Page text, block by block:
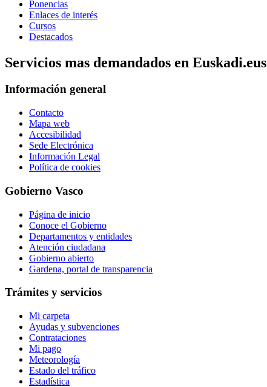
Ponencias
Enlaces de interés
Cursos
Destacados
Servicios mas demandados en Euskadi.eus
Información general
Contacto
Mapa web
Accesibilidad
Sede Electrónica
Información Legal
Política de cookies
Gobierno Vasco
Página de inicio
Conoce el Gobierno
Departamentos y entidades
Atención ciudadana
Gobierno abierto
Gardena, portal de transparencia
Trámites y servicios
Mi carpeta
Ayudas y subvenciones
Contrataciones
Mi pago
Meteorología
Estado del tráfico
Estadística